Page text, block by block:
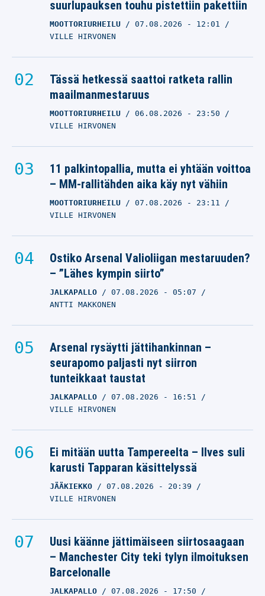
suurlupauksen touhu pistettiin pakettiin
MOOTTORIURHEILU 07.08.2026 - 12:01
VILLE HIRVONEN
Tässä hetkessä saattoi ratketa rallin
maailmanmestaruus
MOOTTORIURHEILU 06.08.2026 - 23:50
VILLE HIRVONEN
11 palkintopallia, mutta ei yhtään voittoa
– MM-rallitähden aika käy nyt vähiin
MOOTTORIURHEILU 07.08.2026 - 23:11
VILLE HIRVONEN
Ostiko Arsenal Valioliigan mestaruuden?
– ”Lähes kympin siirto”
JALKAPALLO 07.08.2026 - 05:07
ANTTI MAKKONEN
Arsenal rysäytti jättihankinnan –
seurapomo paljasti nyt siirron
tunteikkaat taustat
JALKAPALLO 07.08.2026 - 16:51
VILLE HIRVONEN
Ei mitään uutta Tampereelta – Ilves suli
karusti Tapparan käsittelyssä
JÄÄKIEKKO 07.08.2026 - 20:39
VILLE HIRVONEN
Uusi käänne jättimäiseen siirtosaagaan
– Manchester City teki tylyn ilmoituksen
Barcelonalle
JALKAPALLO 07.08.2026 - 17:50